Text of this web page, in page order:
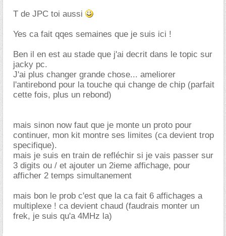
T de JPC toi aussi
Yes ca fait qqes semaines que je suis ici !
Ben il en est au stade que j'ai decrit dans le topic sur
jacky pc.
J'ai plus changer grande chose... ameliorer
l'antirebond pour la touche qui change de chip (parfait
cette fois, plus un rebond)
mais sinon now faut que je monte un proto pour
continuer, mon kit montre ses limites (ca devient trop
specifique).
mais je suis en train de refléchir si je vais passer sur
3 digits ou / et ajouter un 2ieme affichage, pour
afficher 2 temps simultanement
mais bon le prob c'est que la ca fait 6 affichages a
multiplexe ! ca devient chaud (faudrais monter un
frek, je suis qu'a 4MHz la)